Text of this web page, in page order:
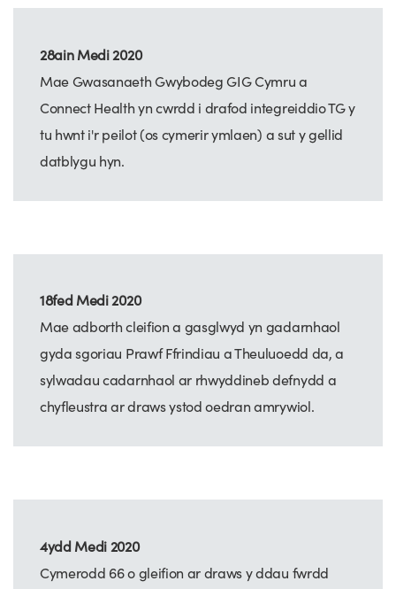
28ain Medi 2020
Mae Gwasanaeth Gwybodeg GIG Cymru a
Connect Health yn cwrdd i drafod integreiddio TG y
tu hwnt i'r peilot (os cymerir ymlaen) a sut y gellid
datblygu hyn.
18fed Medi 2020
Mae adborth cleifion a gasglwyd yn gadarnhaol
gyda sgoriau Prawf Ffrindiau a Theuluoedd da, a
sylwadau cadarnhaol ar rhwyddineb defnydd a
chyfleustra ar draws ystod oedran amrywiol.
4ydd Medi 2020
Cymerodd 66 o gleifion ar draws y ddau fwrdd